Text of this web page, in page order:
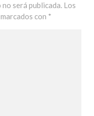
será publicada. Los
con *